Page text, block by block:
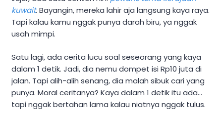
kuwait. Bayangin, mereka lahir aja langsung kaya raya.
Tapi kalau kamu nggak punya darah biru, ya nggak
usah mimpi.
Satu lagi, ada cerita lucu soal seseorang yang kaya
dalam 1 detik. Jadi, dia nemu dompet isi Rp10 juta di
jalan. Tapi alih-alih senang, dia malah sibuk cari yang
punya. Moral ceritanya? Kaya dalam 1 detik itu ada…
tapi nggak bertahan lama kalau niatnya nggak tulus.